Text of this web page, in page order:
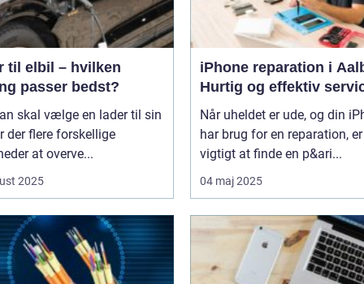
til elbil – hvilken
passer bedst?
skal vælge en lader til sin
der flere forskellige
at overve...
2025
iPhone reparation i
Hurtig og effektiv
Når uheldet er ude, og din
har brug for en reparation,
vigtigt at finde en p&ari...
04 maj 2025